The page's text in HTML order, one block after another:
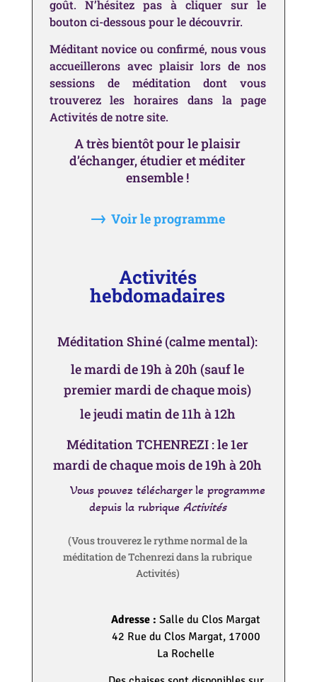
goût. N’hésitez pas à cliquer sur le
bouton ci-dessouspour le découvrir.
Méditant novice ou confirmé, nous vous
accueillerons avec plaisir lors de nos
sessions de méditation dont vous
trouverez les horaires dans la page
Activités de notre site.
A très bientôt pour le plaisir
d’échanger, étudier et méditer
ensemble !
→Voir le programme
Activités
hebdomadaires
Méditation Shiné (calme mental):
le mardi de 19h à 20h(sauf le
premier mardi de chaque mois)
le jeudi matin de 11h à 12h
Méditation TCHENREZI : le 1er
mardi de chaque mois de 19h à 20h
Vous pouvez télécharger le programme
depuis la rubrique Activités
(Vous trouverez le rythme normal de la
méditation de Tchenrezi dans la rubrique
Activités)
Adresse : Salle du Clos Margat
42 Rue du Clos Margat, 17000
La Rochelle